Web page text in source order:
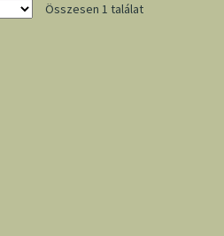
Összesen 1 találat